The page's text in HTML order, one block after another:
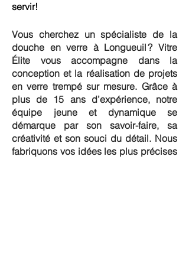
servir!
Vous cherchez un spécialiste de la
douche en verre à Longueuil ? Vitre
Élite vous accompagne dans la
conception et la réalisation de projets
en verre trempé sur mesure. Grâce à
plus de 15 ans d’expérience, notre
équipe jeune et dynamique se
démarque par son savoir-faire, sa
créativité et son souci du détail. Nous
fabriquons vos idées les plus précises